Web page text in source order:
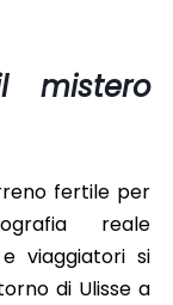
mistero
fertile per
reale
viaggiatori si
di Ulisse a